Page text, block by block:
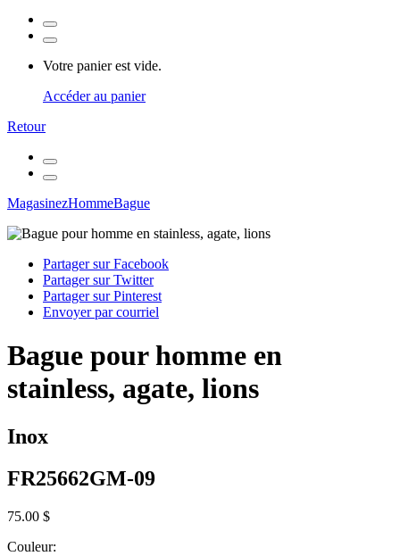
Votre panier est vide.
Accéder au panier
Retour
MagasinezHommeBague
Partager sur Facebook
Partager sur Twitter
Partager sur Pinterest
Envoyer par courriel
Bague pour homme en
stainless, agate, lions
Inox
FR25662GM-09
75.00 $
Couleur: